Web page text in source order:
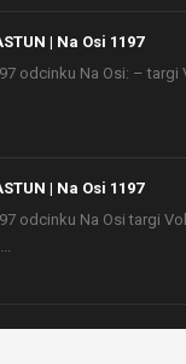
| Na Osi 1197
odcinku Na Osi: – targi
| Na Osi 1197
odcinku Na Osi targi